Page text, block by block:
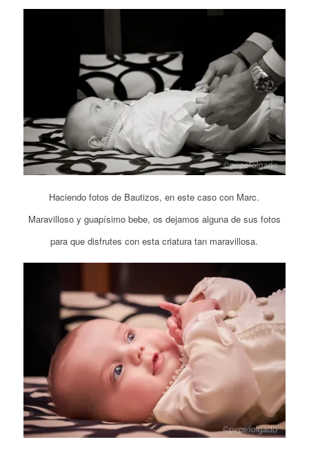
Haciendo fotos de Bautizos, en este caso con Marc.
Maravilloso y guapísimo bebe, os dejamos alguna de sus fotos
para que disfrutes con esta criatura tan maravillosa.